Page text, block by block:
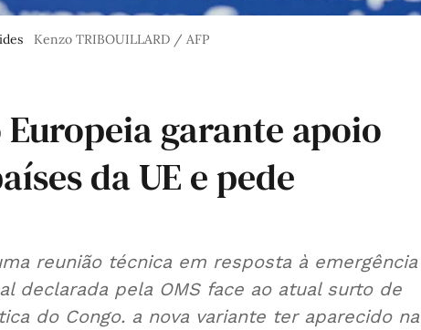
Kenzo TRIBOUILLARD / AFP
garante apoio
da UE e pede
reunião técnica em resposta à emergência
declarada pela OMS face ao atual surto de
do Congo. a nova variante ter aparecido na